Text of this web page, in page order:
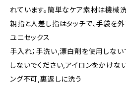
れています。簡単なケア素材は機械洗
親指と人差し指はタッチで、手袋を
ユニセックス
手入れ；手洗い,漂白剤を使用しない
しないでください,アイロンをかけな
ング不可,裏返しに洗う